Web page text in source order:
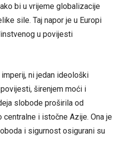
bi u vrijeme globalizacije
sile. Taj napor je u Europi
u povijesti
ni jedan ideološki
širenjem moći i
slobode proširila od
i istočne Azije. Ona je
i sigurnost osigurani su